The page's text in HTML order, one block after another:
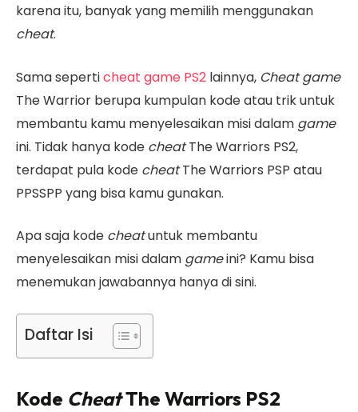
karena itu, banyak yang memilih menggunakan
cheat.
Sama seperticheat game PS2 lainnya, Cheat game
The Warrior berupa kumpulan kode atau trik untuk
membantu kamu menyelesaikan misi dalam game
ini. Tidak hanya kode cheatThe Warriors PS2,
terdapat pula kode cheatThe Warriors PSP atau
PPSSPP yang bisa kamu gunakan.
Apa saja kode cheatuntuk membantu
menyelesaikan misi dalam gameini? Kamu bisa
menemukan jawabannya hanya di sini.
Daftar Isi
Kode CheatThe Warriors PS2